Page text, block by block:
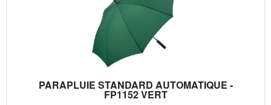
PARAPLUIE STANDARD AUTOMATIQUE -
FP1152 VERT